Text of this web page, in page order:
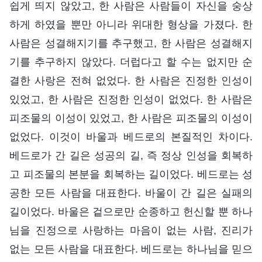
쉽게 띄지 않았고, 한 사람은 사람들이 자신을 숭상
하게 하였을 뿐만 아니라 위대한 형상을 가졌다. 한
사람은 성결해지기를 추구했고, 한 사람은 성결해지
기를 추구하지 않았다. 더럽다고 할 수는 없지만 순
결한 사랑은 전혀 없었다. 한 사람은 진정한 인성이
있었고, 한 사람은 진정한 인성이 없었다. 한 사람은
피조물의 이성이 있었고, 한 사람은 피조물의 이성이
없었다. 이것이 바울과 베드로의 본질적인 차이다.
베드로가 간 길은 성공의 길, 즉 정상 인성을 회복하
고 피조물의 본분을 회복하는 길이었다. 베드로는 성
공한 모든 사람을 대표한다. 바울이 간 길은 실패의
길이었다. 바울은 겉으로만 순종하고 헌신할 뿐 하나
님을 진정으로 사랑하는 마음이 없는 사람, 진리가
없는 모든 사람을 대표한다. 베드로는 하나님을 믿으